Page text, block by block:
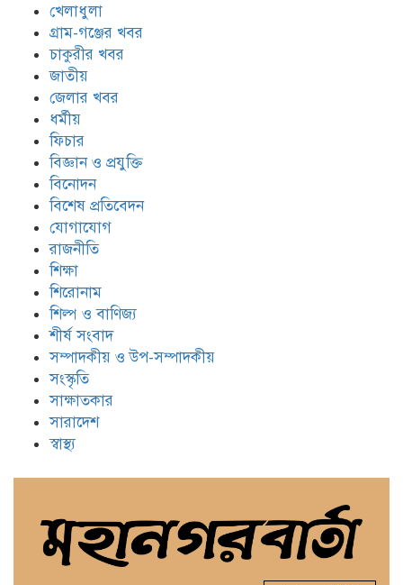
খেলাধুলা
গ্রাম-গঞ্জের খবর
চাকুরীর খবর
জাতীয়
জেলার খবর
ধর্মীয়
ফিচার
বিজ্ঞান ও প্রযুক্তি
বিনোদন
বিশেষ প্রতিবেদন
যোগাযোগ
রাজনীতি
শিক্ষা
শিরোনাম
শিল্প ও বাণিজ্য
শীর্ষ সংবাদ
সম্পাদকীয় ও উপ-সম্পাদকীয়
সংস্কৃতি
সাক্ষাতকার
সারাদেশ
স্বাস্থ্য